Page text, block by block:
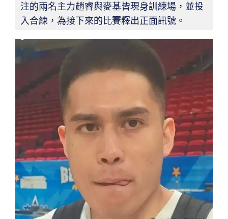
注的兩名主力趙睿與麥基皆現身訓練場，並投
入合練，為接下來的比賽釋出正面訊號。